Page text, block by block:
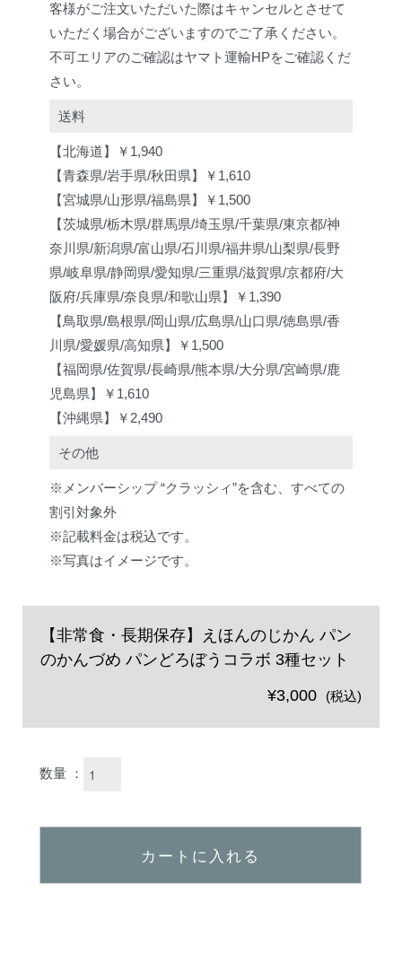
客様がご注文いただいた際はキャンセルとさせて
いただく場合がございますのでご了承ください。
不可エリアのご確認はヤマト運輸HPをご確認くだ
さい。
送料
【北海道】￥1,940
【青森県/岩手県/秋田県】￥1,610
【宮城県/山形県/福島県】￥1,500
【茨城県/栃木県/群馬県/埼玉県/千葉県/東京都/神
奈川県/新潟県/富山県/石川県/福井県/山梨県/長野
県/岐阜県/静岡県/愛知県/三重県/滋賀県/京都府/大
阪府/兵庫県/奈良県/和歌山県】￥1,390
【鳥取県/島根県/岡山県/広島県/山口県/徳島県/香
川県/愛媛県/高知県】￥1,500
【福岡県/佐賀県/長崎県/熊本県/大分県/宮崎県/鹿
児島県】￥1,610
【沖縄県】￥2,490
その他
※メンバーシップ “クラッシィ”を含む、すべての
割引対象外
※記載料金は税込です。
※写真はイメージです。
【非常食・長期保存】えほんのじかん パン
のかんづめ パンどろぼうコラボ 3種セット
¥3,000
(税込)
数量 ：
カートに入れる